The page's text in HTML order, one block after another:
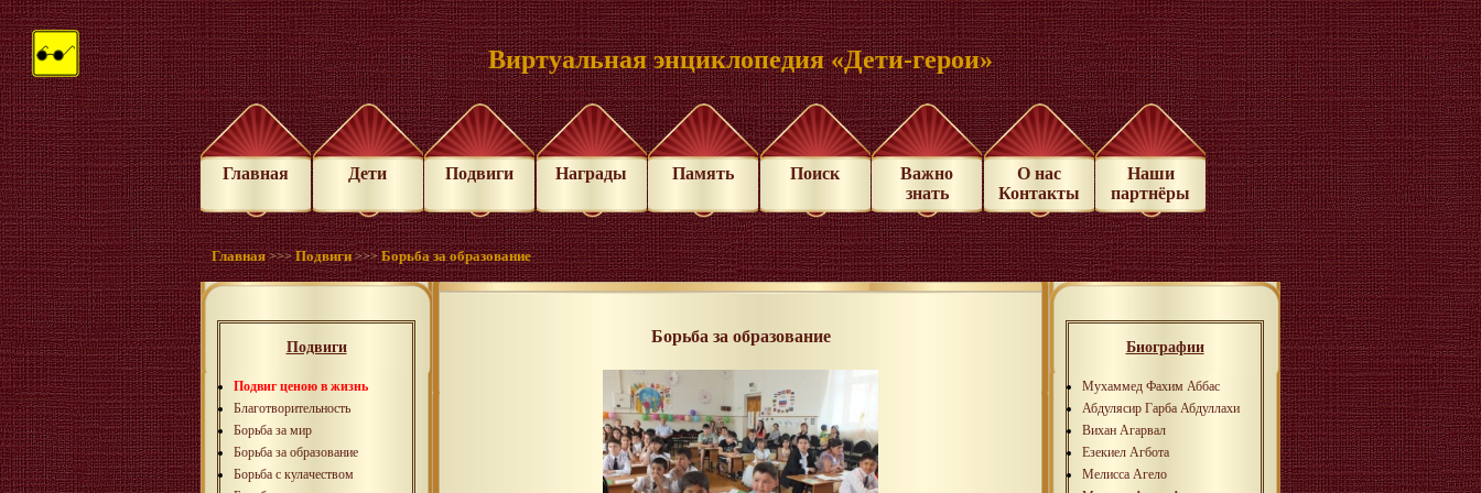
Виртуальная энциклопедия «Дети-герои»
Главная Дети Подвиги Награды Память Поиск
Важно
знать
О нас
Контакты
Наши
партнёры
Главная >>>Подвиги >>>Борьба за образование
Подвиги
Подвиг ценою в жизнь
Благотворительность
Борьба за мир
Борьба за образование
Борьба с кулачеством
Биографии
Мухаммед Фахим Аббас
Абдулясир Гарба Абдуллахи
Вихан Агарвал
Езекиел Агбота
Мелисса Агело
Борьба за образование